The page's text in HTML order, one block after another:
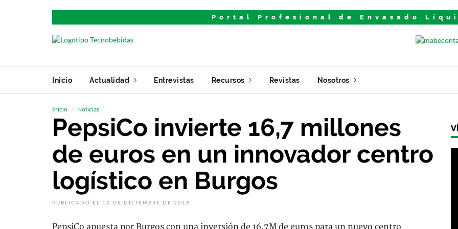
Portal Profesional de Envasado
Inicio Actualidad Entrevistas Recursos Revistas Nosotros
Inicio Noticias
PepsiCo invierte 16,7 millones
de euros en un innovador centro
logístico en Burgos
PUBLICADO EL 12 DE DICIEMBRE DE 2019
PepsiCo apuesta por Burgos con una inversión de 16,7M de euros para un nuevo centro